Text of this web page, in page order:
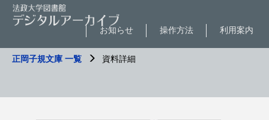
利用案内
操作方法
お知らせ
正岡子規文庫 一覧 資料詳細